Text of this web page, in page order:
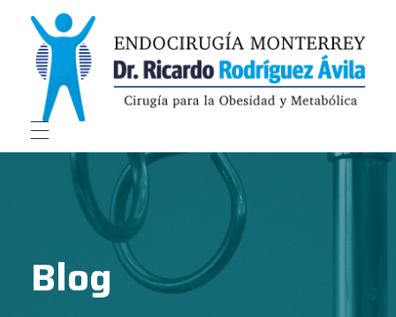
Endocirugía Monterrey
Endocirugía Monterrey
Blog